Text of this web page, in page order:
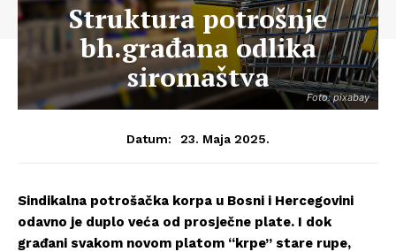
Foto: pixabay
Struktura potrošnje
bh.građana odlika
siromaštva
Datum: 23. Maja 2025.
Sindikalna potrošačka korpa u Bosni i Hercegovini
odavno je duplo veća od prosječne plate. I dok
građani svakom novom platom “krpe” stare rupe,